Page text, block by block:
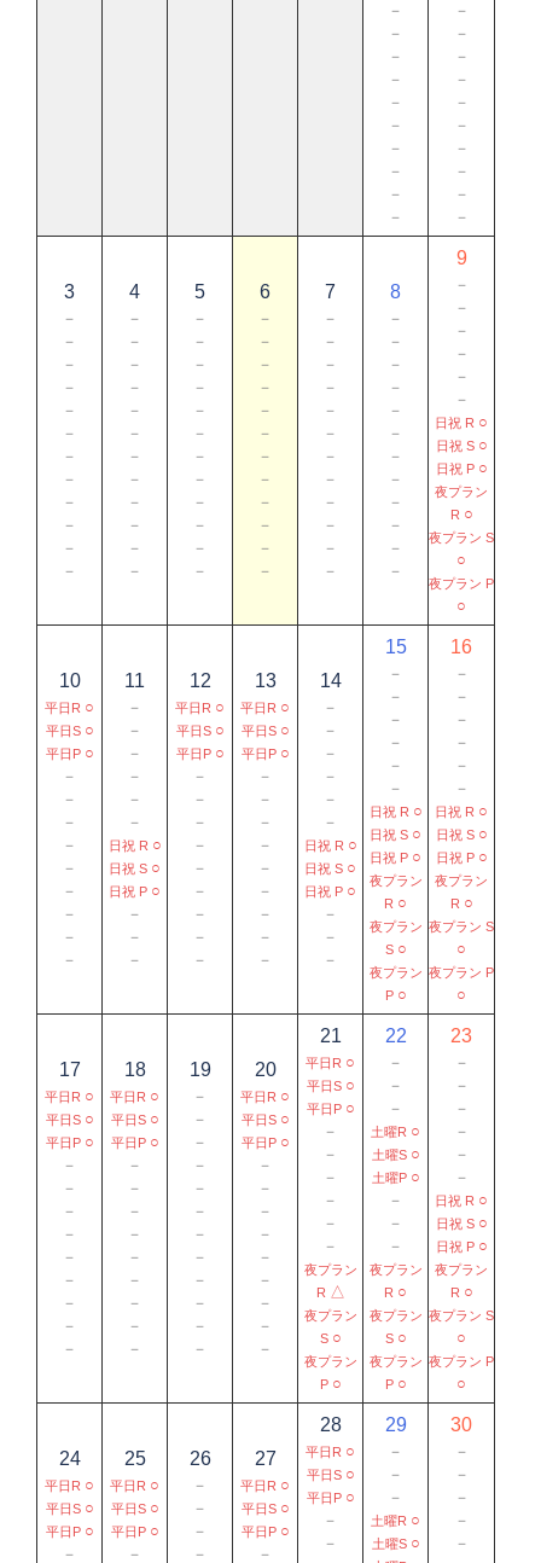
－
－
－
－
－
－
－
－
－
－
－
－
－
－
－
－
－
－
－
－
3
－
－
－
－
－
－
－
－
－
－
－
－
4
－
－
－
－
－
－
－
－
－
－
－
－
5
－
－
－
－
－
－
－
－
－
－
－
－
6
－
－
－
－
－
－
－
－
－
－
－
－
7
－
－
－
－
－
－
－
－
－
－
－
－
8
－
－
－
－
－
－
－
－
－
－
－
－
9
－
－
－
－
－
－
日祝 R ○
日祝 S ○
日祝 P ○
夜プラン
R ○
夜プラン S
○
夜プラン P
○
10
平日R ○
平日S ○
平日P ○
－
－
－
－
－
－
－
－
－
11
－
－
－
－
－
－
日祝 R ○
日祝 S ○
日祝 P ○
－
－
－
12
平日R ○
平日S ○
平日P ○
－
－
－
－
－
－
－
－
－
13
平日R ○
平日S ○
平日P ○
－
－
－
－
－
－
－
－
－
14
－
－
－
－
－
－
日祝 R ○
日祝 S ○
日祝 P ○
－
－
－
15
－
－
－
－
－
－
日祝 R ○
日祝 S ○
日祝 P ○
夜プラン
R ○
夜プラン
S ○
夜プラン
P ○
16
－
－
－
－
－
－
日祝 R ○
日祝 S ○
日祝 P ○
夜プラン
R ○
夜プラン S
○
夜プラン P
○
17
平日R ○
平日S ○
平日P ○
－
－
－
－
－
－
－
－
－
18
平日R ○
平日S ○
平日P ○
－
－
－
－
－
－
－
－
－
19
－
－
－
－
－
－
－
－
－
－
－
－
20
平日R ○
平日S ○
平日P ○
－
－
－
－
－
－
－
－
－
21
平日R ○
平日S ○
平日P ○
－
－
－
－
－
－
夜プラン
R △
夜プラン
S ○
夜プラン
P ○
22
－
－
－
土曜R ○
土曜S ○
土曜P ○
－
－
－
夜プラン
R ○
夜プラン
S ○
夜プラン
P ○
23
－
－
－
－
－
－
日祝 R ○
日祝 S ○
日祝 P ○
夜プラン
R ○
夜プラン S
○
夜プラン P
○
24
平日R ○
平日S ○
平日P ○
－
25
平日R ○
平日S ○
平日P ○
－
26
－
－
－
－
27
平日R ○
平日S ○
平日P ○
－
28
平日R ○
平日S ○
平日P ○
－
－
29
－
－
－
土曜R ○
土曜S ○
30
－
－
－
－
－